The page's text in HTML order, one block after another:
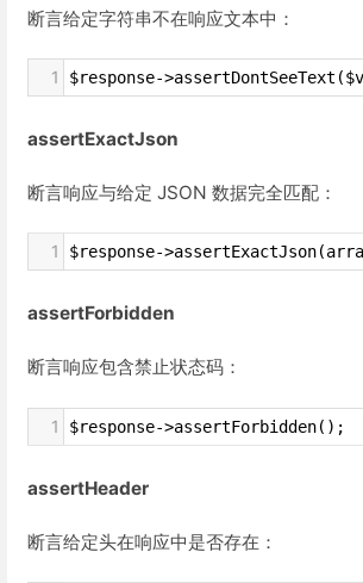
断言给定字符串不在响应文本中：
1 $response-
assertExactJson
断言响应与给定 JSON 数据完全匹配：
1 $response-
assertForbidden
断言响应包含禁止状态码：
1 $response->assertForbidden();
assertHeader
断言给定头在响应中是否存在：